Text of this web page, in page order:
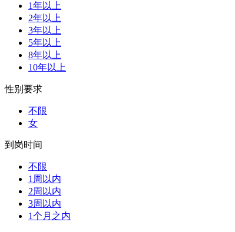
1年以上
2年以上
3年以上
5年以上
8年以上
10年以上
性别要求
不限
女
到岗时间
不限
1周以内
2周以内
3周以内
1个月之内